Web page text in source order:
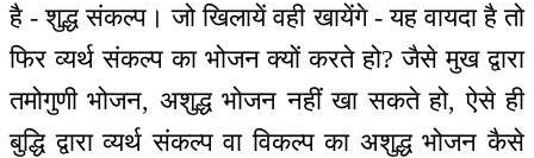
है - शुद्ध संकल्प। जो खिलायें वही खायेंगे - यह वायदा है तो
फिर व्यर्थ संकल्प का भोजन क्यों करते हो? जैसे मुख द्वारा
तमोगुणी भोजन, अशुद्ध भोजन नहीं खा सकते हो, ऐसे ही
बुद्धि द्वारा व्यर्थ संकल्प वा विकल्प का अशुद्ध भोजन कैसे